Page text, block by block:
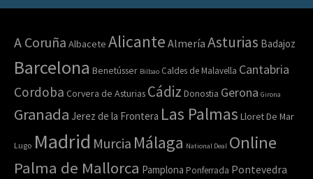
A Coruña Albacete Alicante Almería Asturias Badajoz
Barcelona Benetússer Bilbao Caldes de Malavella Cantabria
Cordoba Corvera de Asturias Cádiz Donostia Gerona Girona
Granada Jerez de la Frontera Las Palmas Lloret De Mar
Lugo Madrid Murcia Málaga National Deal Online
Palma de Mallorca Pamplona Ponferrada Pontevedra